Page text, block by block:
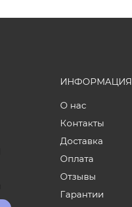
ИНФОРМАЦИЯ
О нас
Контакты
Доставка
Оплата
Отзывы
Гарантии